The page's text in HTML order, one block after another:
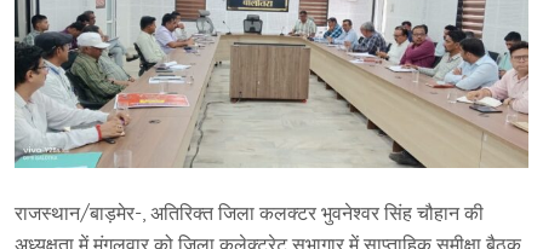
राजस्थान/बाड़मेर-, अतिरिक्त जिला कलक्टर भुवनेश्वर सिंह चौहान की